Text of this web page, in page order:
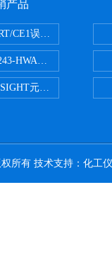
产品
CE1误码测试仪
HWA光谱分析仪
元素光谱分析仪
所有 技术支持： 化工